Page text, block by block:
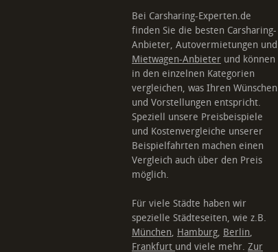
Bei Carsharing-Experten.de
finden Sie die besten Carsharing-
Anbieter, Autovermietungen und
Mietwagen-Anbieter und können
in den einzelnen Kategorien
vergleichen, was Ihren Wünschen
und Vorstellungen entspricht.
Speziell unsere Preisbeispiele
und Kostenvergleiche unserer
Beispielfahrten machen einen
Vergleich auch über den Preis
möglich.
Für viele Städte haben wir
spezielle Städteseiten, wie z.B.
München, Hamburg, Berlin,
Frankfurt und viele mehr. Zur